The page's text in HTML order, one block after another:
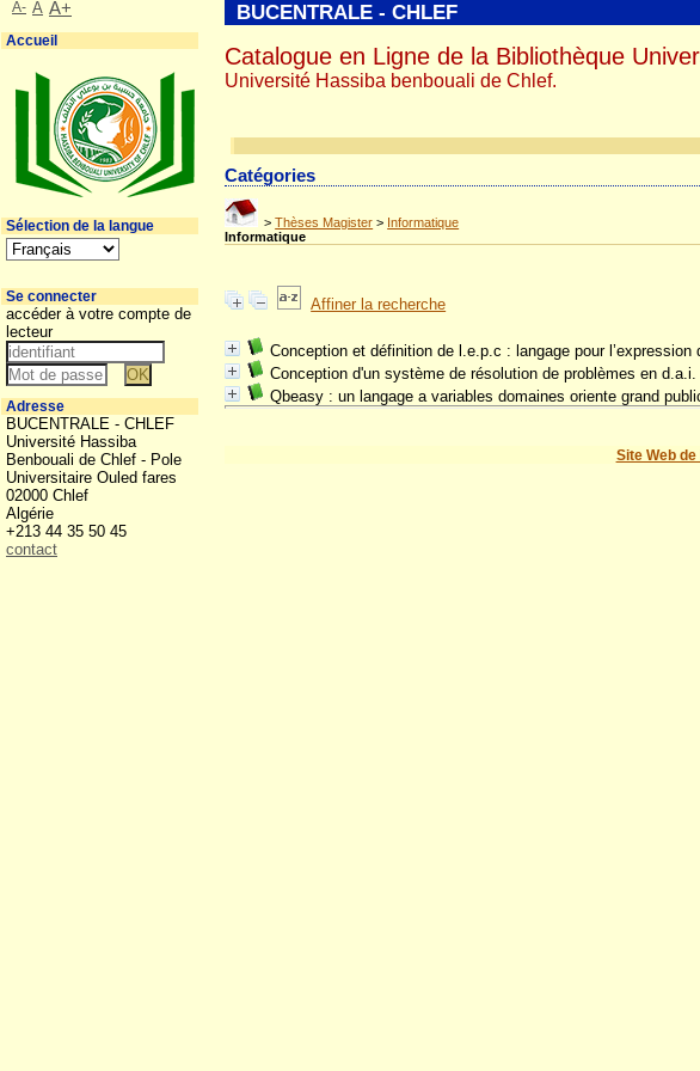
Catégories
>Thèses Magister > Informatique
Informatique
Affiner la recherche
Conception et définition de l.e.p.c : langage pour
Conception d'un système de résolution de problèmes en d.a.i.
Qbeasy : un langage a variables domaines oriente grand
Site Web
BUCENTRALE - CHLEF
Catalogue en Ligne de la Bibliothèque
Université Hassiba benbouali de Chlef.
A- A A+
Accueil
Sélection de la langue
Se connecter
accéder à votre compte de
lecteur
Adresse
BUCENTRALE - CHLEF
Université Hassiba
Benbouali de Chlef - Pole
Universitaire Ouled fares
02000 Chlef
Algérie
+213 44 35 50 45
contact